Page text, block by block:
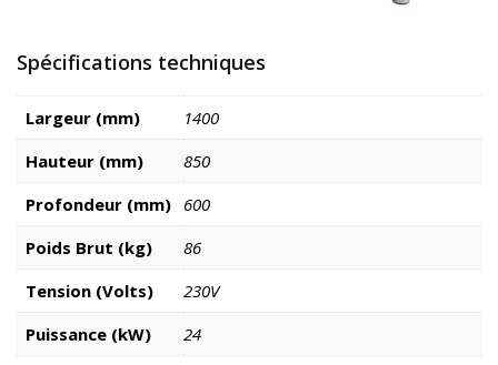
Spécifications techniques
Largeur (mm)
1400
Hauteur (mm)
850
Profondeur (mm) 600
Poids Brut (kg)
86
Tension (Volts)
230V
Puissance (kW)
24